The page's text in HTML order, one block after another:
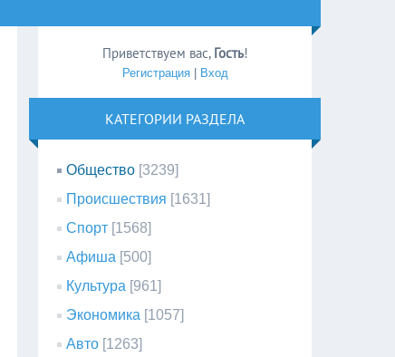
Приветствуем вас, Гость!
Регистрация| Вход
КАТЕГОРИИ РАЗДЕЛА
Общество [3239]
Происшествия [1631]
Спорт [1568]
Афиша [500]
Культура [961]
Экономика [1057]
Авто [1263]